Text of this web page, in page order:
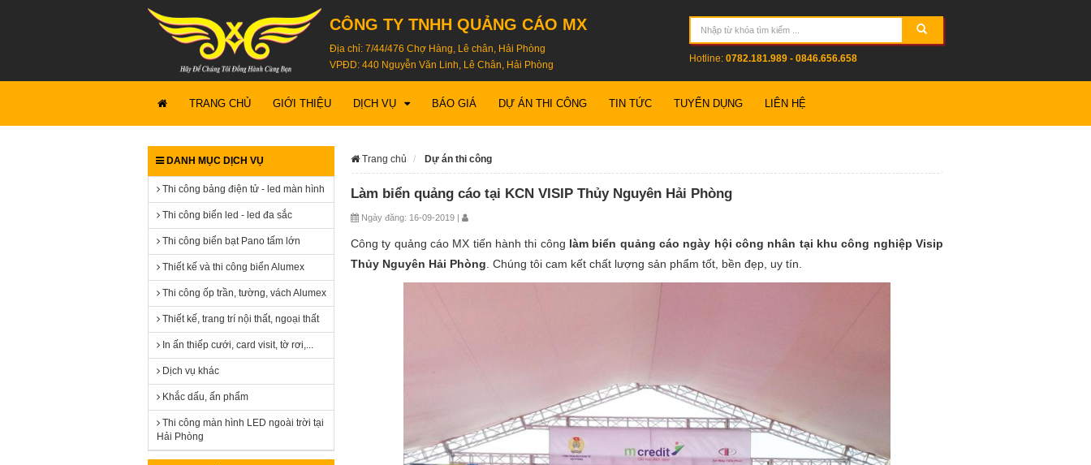
CÔNG TY TNHH QUẢNG CÁO MX
Địa chỉ: 7/44/476 Chợ Hàng, Lê chân, Hải Phòng
VPĐD: 440 Nguyễn Văn Linh, Lê Chân, Hải Phòng
Hotline: 0782.181.989 - 0846.656.658
TRANG CHỦ GIỚI THIỆU DỊCH VỤ BÁO GIÁ DỰ ÁN THI CÔNG TIN TỨC TUYỂN DỤNG LIÊN HỆ
DANH MỤC DỊCH VỤ
Thi công bảng điện tử - led màn hình
Thi công biển led - led đa sắc
Thi công biển bạt Pano tấm lớn
Thiết kế và thi công biển Alumex
Thi công ốp trần, tường, vách Alumex
Thiết kế, trang trí nội thất, ngoại thất
In ấn thiếp cưới, card visit, tờ rơi,...
Dịch vụ khác
Khắc dấu, ấn phẩm
Thi công màn hình LED ngoài trời tại
Hải Phòng
Trang chủ Dự án thi công
Làm biển quảng cáo tại KCN VISIP Thủy Nguyên Hải Phòng
Ngày đăng: 16-09-2019 |
Công ty quảng cáo MX tiến hành thi công làm biển quảng cáo ngày hội công nhân tại khu công nghiệp Visip
Thủy Nguyên Hải Phòng . Chúng tôi cam kết chất lượng sản phẩm tốt, bền đẹp, uy tín.